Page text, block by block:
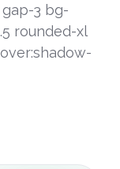
3 bg-
rounded-xl